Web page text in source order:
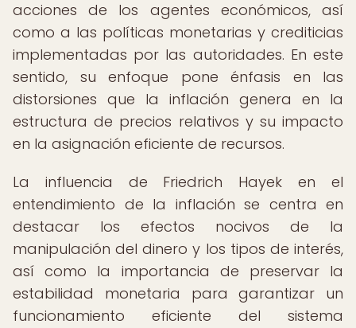
acciones de los agentes económicos, así
como a las políticas monetarias y crediticias
implementadas por las autoridades. En este
sentido, su enfoque pone énfasis en las
distorsiones que la inflación genera en la
estructura de precios relativos y su impacto
en la asignación eficiente de recursos.
La influencia de Friedrich Hayek en el
entendimiento de la inflación se centra en
destacar los efectos nocivos de la
manipulación del dinero y los tipos de interés,
así como la importancia de preservar la
estabilidad monetaria para garantizar un
funcionamiento eficiente del sistema